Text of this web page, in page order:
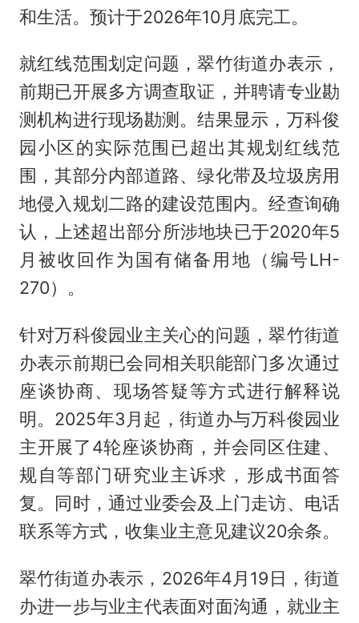
和生活。预计于2026年10月底完工。
就红线范围划定问题，翠竹街道办表示，
前期已开展多方调查取证，并聘请专业勘
测机构进行现场勘测。结果显示，万科俊
园小区的实际范围已超出其规划红线范
围，其部分内部道路、绿化带及垃圾房用
地侵入规划二路的建设范围内。经查询确
认，上述超出部分所涉地块已于2020年5
月被收回作为国有储备用地（编号LH-
270）。
针对万科俊园业主关心的问题，翠竹街道
办表示前期已会同相关职能部门多次通过
座谈协商、现场答疑等方式进行解释说
明。2025年3月起，街道办与万科俊园业
主开展了4轮座谈协商，并会同区住建、
规自等部门研究业主诉求，形成书面答
复。同时，通过业委会及上门走访、电话
联系等方式，收集业主意见建议20余条。
翠竹街道办表示，2026年4月19日，街道
办进一步与业主代表面对面沟通，就业主